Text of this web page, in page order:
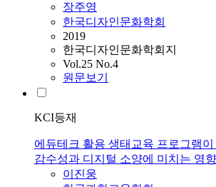
장주영
한국디자인문화학회
2019
한국디자인문화학회지
Vol.25 No.4
원문보기
KCI등재
에듀테크 활용 생태교육 프로그램
감수성과 디지털 소양에 미치는 영향
이진웅